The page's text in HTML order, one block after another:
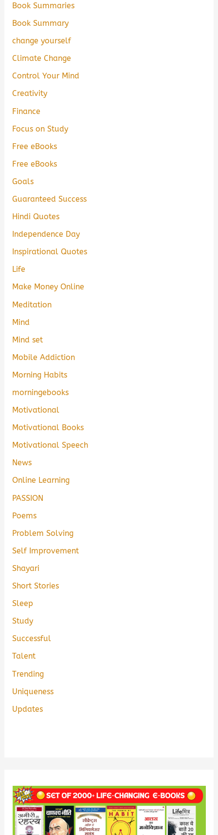
Book Summaries
Book Summary
change yourself
Climate Change
Control Your Mind
Creativity
Finance
Focus on Study
Free eBooks
Free eBooks
Goals
Guaranteed Success
Hindi Quotes
Independence Day
Inspirational Quotes
Life
Make Money Online
Meditation
Mind
Mind set
Mobile Addiction
Morning Habits
morningebooks
Motivational
Motivational Books
Motivational Speech
News
Online Learning
PASSION
Poems
Problem Solving
Self Improvement
Shayari
Short Stories
Sleep
Study
Successful
Talent
Trending
Uniqueness
Updates